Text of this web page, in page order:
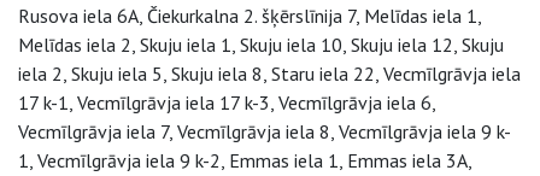
Rusova iela 6A, Čiekurkalna 2. šķērslīnija 7, Melīdas iela 1,
Melīdas iela 2, Skuju iela 1, Skuju iela 10, Skuju iela 12, Skuju
iela 2, Skuju iela 5, Skuju iela 8, Staru iela 22, Vecmīlgrāvja iela
17 k-1, Vecmīlgrāvja iela 17 k-3, Vecmīlgrāvja iela 6,
Vecmīlgrāvja iela 7, Vecmīlgrāvja iela 8, Vecmīlgrāvja iela 9 k-
1, Vecmīlgrāvja iela 9 k-2, Emmas iela 1, Emmas iela 3A,